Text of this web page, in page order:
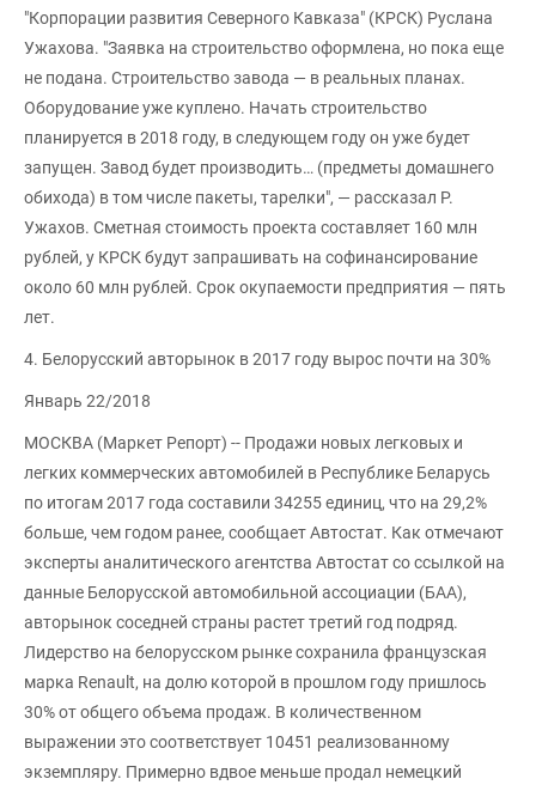
"Корпорации развития Северного Кавказа" (КРСК) Руслана
Ужахова. "Заявка на строительство оформлена, но пока еще
не подана. Строительство завода — в реальных планах.
Оборудование уже куплено. Начать строительство
планируется в 2018 году, в следующем году он уже будет
запущен. Завод будет производить… (предметы домашнего
обихода) в том числе пакеты, тарелки", — рассказал Р.
Ужахов. Сметная стоимость проекта составляет 160 млн
рублей, у КРСК будут запрашивать на софинансирование
около 60 млн рублей. Срок окупаемости предприятия — пять
лет.
4. Белорусский авторынок в 2017 году вырос почти на 30%
Январь 22/2018
МОСКВА (Маркет Репорт) -- Продажи новых легковых и
легких коммерческих автомобилей в Республике Беларусь
по итогам 2017 года составили 34255 единиц, что на 29,2%
больше, чем годом ранее, сообщает Автостат. Как отмечают
эксперты аналитического агентства Автостат со ссылкой на
данные Белорусской автомобильной ассоциации (БАА),
авторынок соседней страны растет третий год подряд.
Лидерство на белорусском рынке сохранила французская
марка Renault, на долю которой в прошлом году пришлось
30% от общего объема продаж. В количественном
выражении это соответствует 10451 реализованному
экземпляру. Примерно вдвое меньше продал немецкий